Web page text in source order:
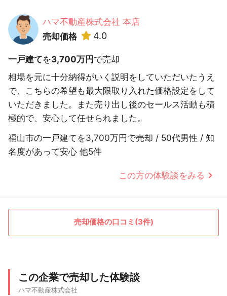
ハマ不動産株式会社 本店
売却価格
4.0
一戸建てを3,700万円 で売却
相場を元に十分納得がいく説明をしていただいたうえ
で、こちらの希望も最大限取り入れた価格設定をして
いただきました。また売り出し後のセールス活動も積
極的で、安心して任せられました。
福山市の一戸建てを3,700万円で売却 / 50代男性 / 知
名度があって安心 他5件
この方の体験談をみる
売却価格の口コミ(3件)
この企業で売却した体験談
ハマ不動産株式会社